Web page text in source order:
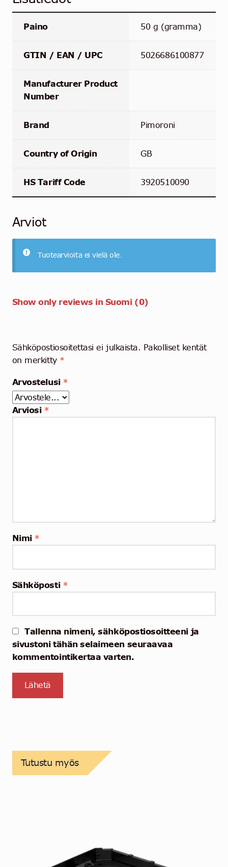
Paino 50 g (gramma)
GTIN / EAN / UPC 5026686100877
Manufacturer Product
Number
Brand Pimoroni
Country of Origin GB
HS Tariff Code 3920510090
Arviot
Tuotearvioita ei vielä ole.
Show only reviews in Suomi (0)
Sähköpostiosoitettasi ei julkaista. Pakolliset kentät
on merkitty *
Arvostelusi *
Arviosi *
Nimi *
Sähköposti *
Tallenna nimeni, sähköpostiosoitteeni ja
sivustoni tähän selaimeen seuraavaa
kommentointikertaa varten.
Tutustu myös